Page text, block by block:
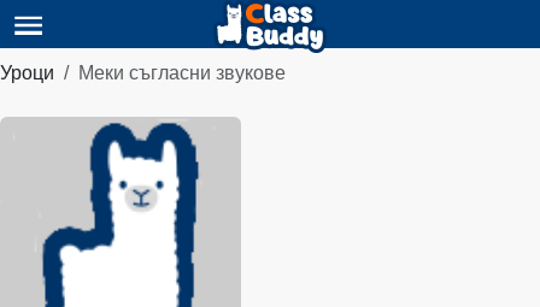
Уроци Меки съгласни звукове